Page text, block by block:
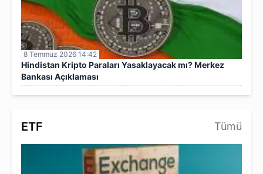
8 Temmuz 2026 14:42
Hindistan Kripto Paraları Yasaklayacak mı? Merkez
Bankası Açıklaması
ETF Tümü